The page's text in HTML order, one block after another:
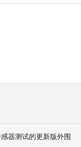
器测试的更新版外围